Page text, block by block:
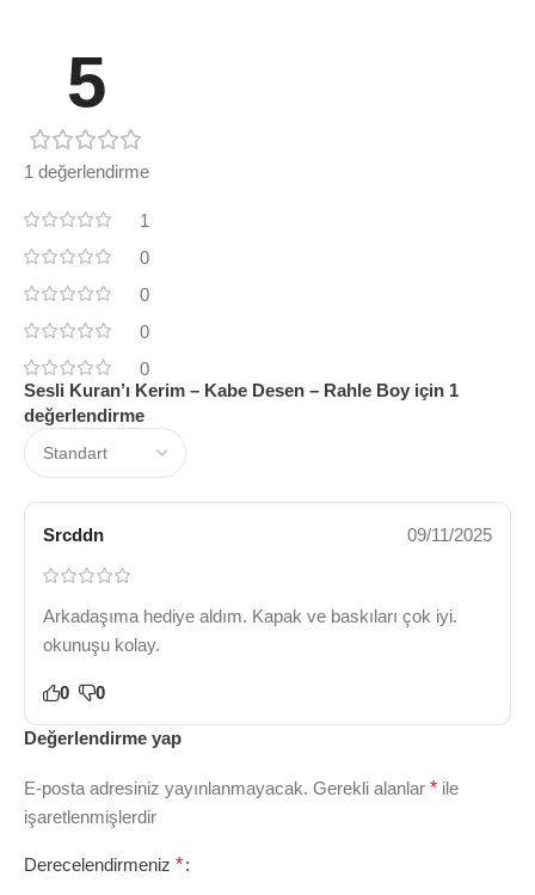
5
1 değerlendirme
1
0
0
0
0
Sesli Kuran’ı Kerim – Kabe Desen – Rahle Boy için 1
değerlendirme
Srcddn 09/11/2025
Arkadaşıma hediye aldım. Kapak ve baskıları çok iyi.
okunuşu kolay.
0 0
Değerlendirme yap
E-posta adresiniz yayınlanmayacak. Gerekli alanlar * ile
işaretlenmişlerdir
Derecelendirmeniz *